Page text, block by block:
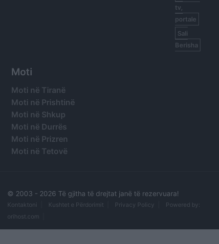
tv,
portale
Sali
Berisha
Moti
Moti në Tiranë
Moti në Prishtinë
Moti në Shkup
Moti në Durrës
Moti në Prizren
Moti në Tetovë
© 2003 - 2026 Të gjitha të drejtat janë të rezervuara!
Kontaktoni Kushtet e Përdorimit Privacy Policy
Powered by:
orihost.com